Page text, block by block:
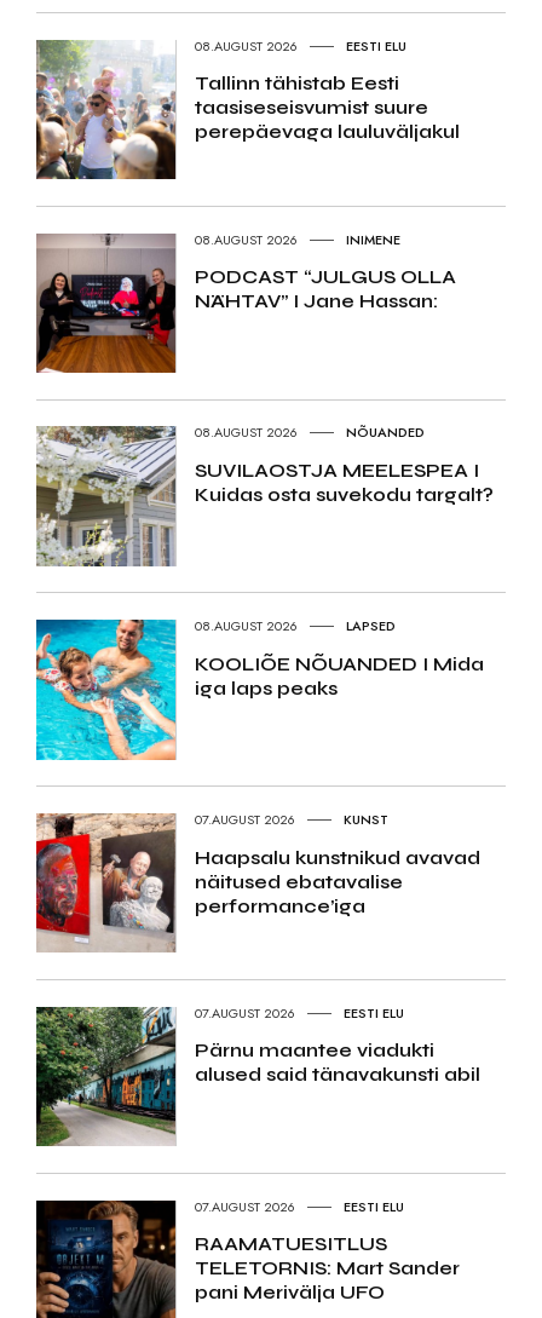
08.AUGUST 2026 EESTI ELU
Tallinn tähistab Eesti
taasiseseisvumist suure
perepäevaga lauluväljakul
08.AUGUST 2026 INIMENE
PODCAST “JULGUS OLLA
NÄHTAV” I Jane Hassan:
08.AUGUST 2026 NÕUANDED
SUVILAOSTJA MEELESPEA I
Kuidas osta suvekodu targalt?
08.AUGUST 2026 LAPSED
KOOLIÕE NÕUANDED I Mida
iga laps peaks
07.AUGUST 2026 KUNST
Haapsalu kunstnikud avavad
näitused ebatavalise
performance’iga
07.AUGUST 2026 EESTI ELU
Pärnu maantee viadukti
alused said tänavakunsti abil
07.AUGUST 2026 EESTI ELU
RAAMATUESITLUS
TELETORNIS: Mart Sander
pani Merivälja UFO